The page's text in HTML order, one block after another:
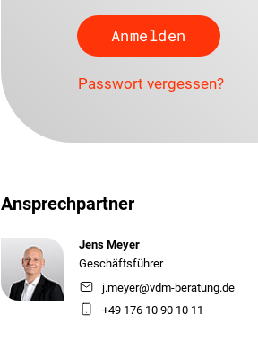
Passwort vergessen?
Ansprechpartner
Jens Meyer
Geschäftsführer
j.meyer@vdm-beratung.de
+49 176 10 90 10 11